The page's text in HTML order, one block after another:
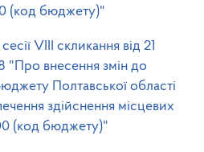
(код бюджету)"
VIІІ скликання від 21
"Про внесення змін до
Полтавської області
здійснення місцевих
(код бюджету)"